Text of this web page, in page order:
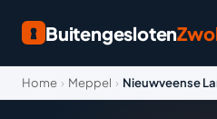
Buitengesloten
Home › Meppel › Nieuwveense